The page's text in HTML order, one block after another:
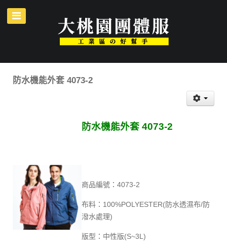
防水機能外套 4073-2
防水機能外套 4073-2
商品編號：4073-2
布料：100%POLYESTER(防水透濕布/防
潑水處理)
版型：中性版(S~3L)